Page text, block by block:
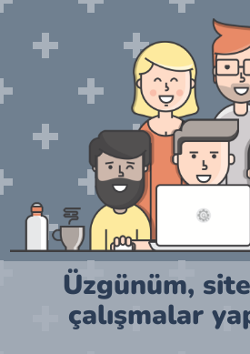
Üzgünüm,
çalışmalar